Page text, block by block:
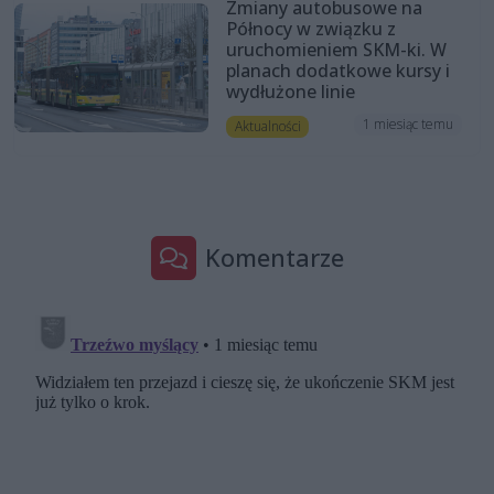
Zmiany autobusowe na
Północy w związku z
uruchomieniem SKM-ki. W
planach dodatkowe kursy i
wydłużone linie
Aktualności 1 miesiąc temu
Komentarze